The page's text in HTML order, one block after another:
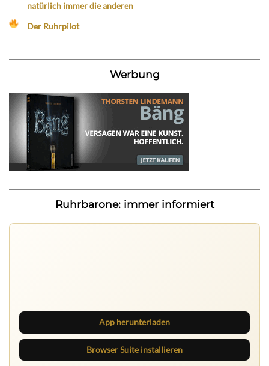
natürlich immer die anderen
Der Ruhrpilot
Werbung
Ruhrbarone: immer informiert
App herunterladen
Browser Suite installieren